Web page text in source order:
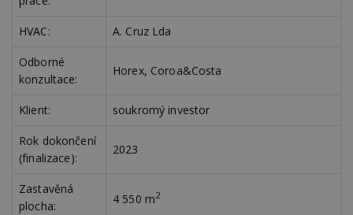
HVAC: A. Cruz Lda
Odborné
konzultace:
Horex, Coroa&Costa
Klient: soukromý investor
Rok dokončení
(finalizace):
2023
Zastavěná
plocha:
4 550 m2